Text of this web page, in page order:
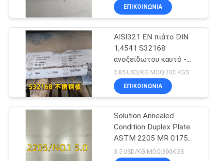
ΕΠΙΚΟΙΝΩΝΙΑ
AISI321 EN πιάτο DIN
1,4541 S32168
ανοξείδωτου καυτό -
κυλημένο 10mm για το
λέβητα
2.85 USD/KG MOQ:100 KGS
ΕΠΙΚΟΙΝΩΝΙΑ
Solution Annealed
Condition Duplex Plate
ASTM 2205 MR 0175
6000 X 1500 X 6 Thk
3.5 USD/KG MOQ:300KGS